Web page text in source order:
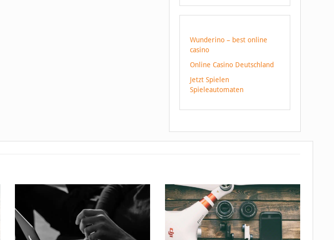
Wunderino – best online
casino
Online Casino Deutschland
Jetzt Spielen
Spieleautomaten